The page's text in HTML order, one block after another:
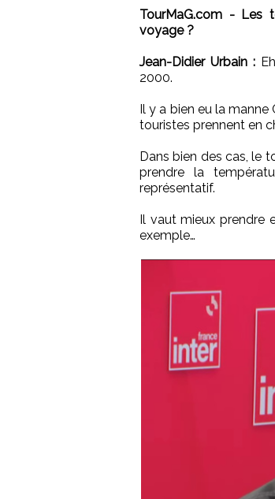
TourMaG.com - Les
voyage ?
Jean-Didier Urbain :
2000.
Il y a bien eu la
touristes prennent en
Dans bien des cas, le
prendre la
représentatif.
Il vaut mieux prendre
exemple…